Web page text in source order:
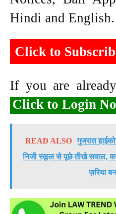
Hindi and English.
Click to
If you are
Click to Login
READ ALSO गुजरात
निजी स्कूल से पूछे तीखे सवाल,
ज़रिया